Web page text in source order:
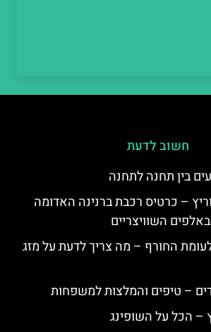
חשוב לדעת
בין תחנה לתחנה
– כרטיס רכבת ברנינה האדומה
השוויצריים
החורף – מה צריך לדעת על מזג
– טיפים והמלצות למשפחות
– הכל על השופינג